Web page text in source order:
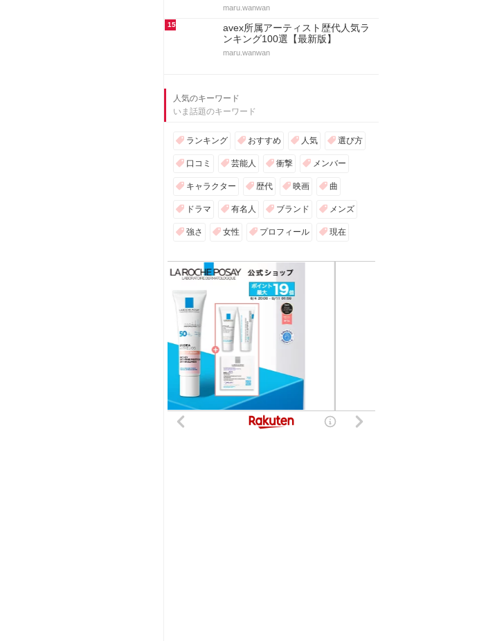
maru.wanwan
15
avex所属アーティスト歴代人気ラ
ンキング100選【最新版】
maru.wanwan
人気のキーワード
いま話題のキーワード
ランキング おすすめ 人気 選び方
口コミ 芸能人 衝撃 メンバー
キャラクター 歴代 映画 曲
ドラマ 有名人 ブランド メンズ
強さ 女性 プロフィール 現在